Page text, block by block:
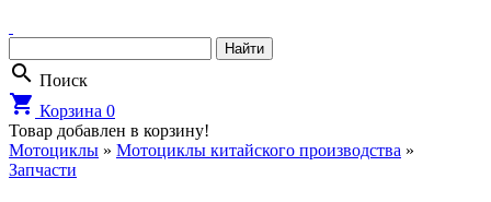
search Поиск
shopping_cart Корзина 0
Товар добавлен в корзину!
Мотоциклы » Мотоциклы китайского производства »
Запчасти